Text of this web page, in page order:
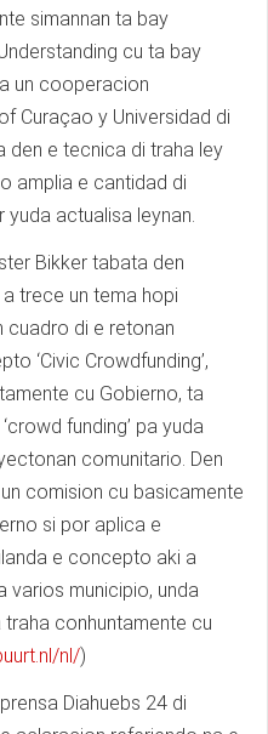
simannan ta bay
cu ta bay
un cooperacion
Curaçao y Universidad di
den e tecnica di traha ley
amplia e cantidad di
actualisa leynan.
Bikker tabata den
trece un tema hopi
cuadro di e retonan
‘Civic Crowdfunding’,
cu Gobierno, ta
funding’ pa yuda
comunitario. Den
comision cu basicamente
si por aplica e
e concepto aki a
municipio, unda
conhuntamente cu
nl/)
Diahuebs 24 di